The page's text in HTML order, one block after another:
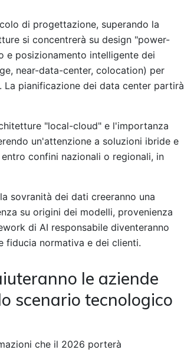
di progettazione, superando la
si concentrerà su design "power-
e posizionamento intelligente dei
near-data-center, colocation) per
pianificazione dei data center partirà
"local-cloud" e l'importanza
un'attenzione a soluzioni ibride e
confini nazionali o regionali, in
sovranità dei dati creeranno una
su origini dei modelli, provenienza
di AI responsabile diventeranno
fiducia normativa e dei clienti.
le aziende
scenario tecnologico
che il 2026 porterà